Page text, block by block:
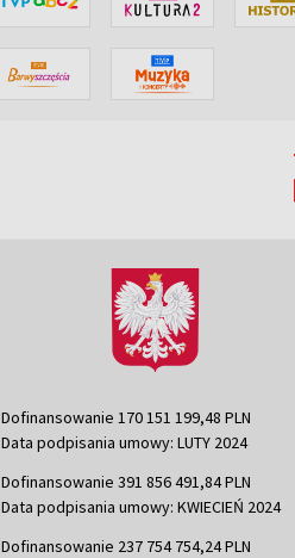
Dofinansowanie 170 151 199,48 PLN
Data podpisania umowy: LUTY 2024
Dofinansowanie 391 856 491,84 PLN
Data podpisania umowy: KWIECIEŃ 2024
Dofinansowanie 237 754 754,24 PLN